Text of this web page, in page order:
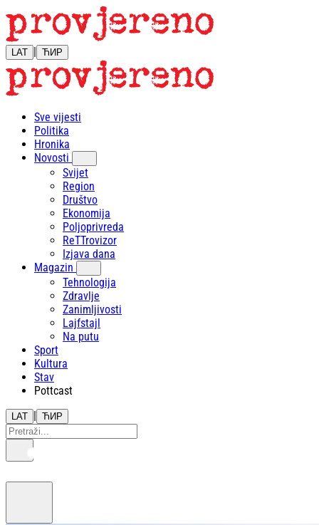
LAT | ЋИР
Sve vijesti
Politika
Hronika
Novosti
Svijet
Region
Društvo
Ekonomija
Poljoprivreda
ReTTrovizor
Izjava dana
Magazin
Tehnologija
Zdravlje
Zanimljivosti
Lajfstajl
Na putu
Sport
Kultura
Stav
Pottcast
LAT | ЋИР